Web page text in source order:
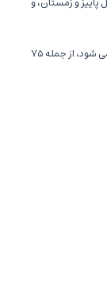
معمولا در حجم های مختلفی عرضه می شود، از جمله ۷۵